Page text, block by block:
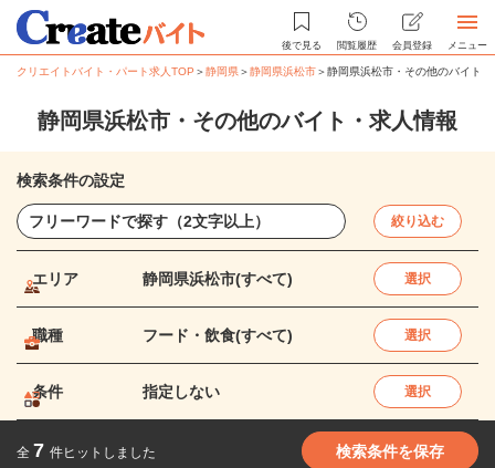
後で見る 閲覧履歴 会員登録 メニュー
クリエイトバイト・パート求人TOP ＞静岡県＞静岡県浜松市＞静岡県浜松市・その他のバイト
静岡県浜松市・その他のバイト・求人情報
検索条件の設定
絞り込む
エリア 静岡県浜松市(すべて) 選択
職種 フード・飲食(すべて) 選択
条件 指定しない 選択
全 7 件ヒットしました 検索条件を保存